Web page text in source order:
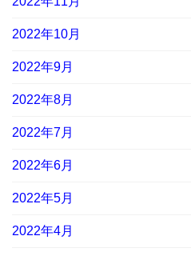
2022年10月
2022年9月
2022年8月
2022年7月
2022年6月
2022年5月
2022年4月